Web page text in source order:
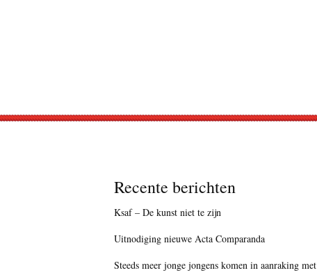
Recente berichten
Ksaf – De kunst niet te zijn
Uitnodiging nieuwe Acta Comparanda
Steeds meer jonge jongens komen in aanraking met